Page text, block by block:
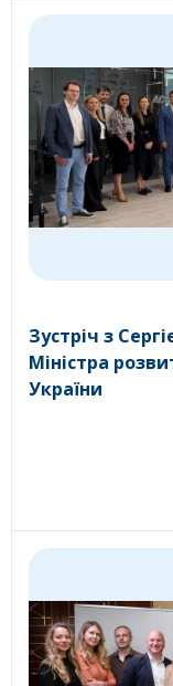
Зустріч з
Міністра
України